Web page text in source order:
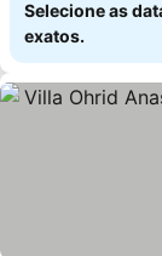
Selecione as
exatos.